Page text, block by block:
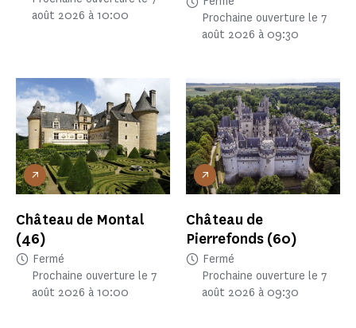
août 2026 à 10:00
Prochaine ouverture le 7
août 2026 à 09:30
Château de Montal
(46)
Fermé
Prochaine ouverture le 7
août 2026 à 10:00
Château de
Pierrefonds (60)
Fermé
Prochaine ouverture le 7
août 2026 à 09:30